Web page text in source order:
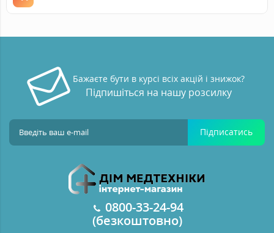
Бажаєте бути в курсі всіх акцій і знижок?
Підпишіться на нашу розсилку
Підписатись
0800-33-24-94
(безкоштовно)